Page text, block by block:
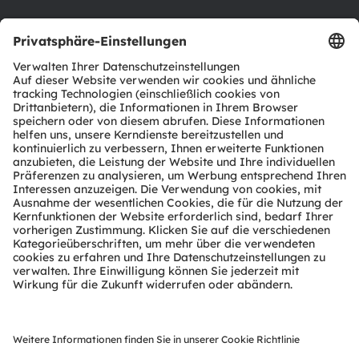
Produkt Selektor
Download Center
Tools
Kundenanfragen
Technischer Support
Partner Netzwerk
Whistleblowing
© 2026 ams-OSRAM AG. All rights reserved.
Datenschutzerklärung Nutzungsbedingungen
Terms of Trade
ImpressumCookie PolicyAI Policy